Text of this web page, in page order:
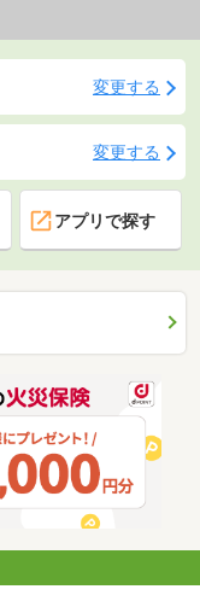
変更する
変更する
アプリで探す